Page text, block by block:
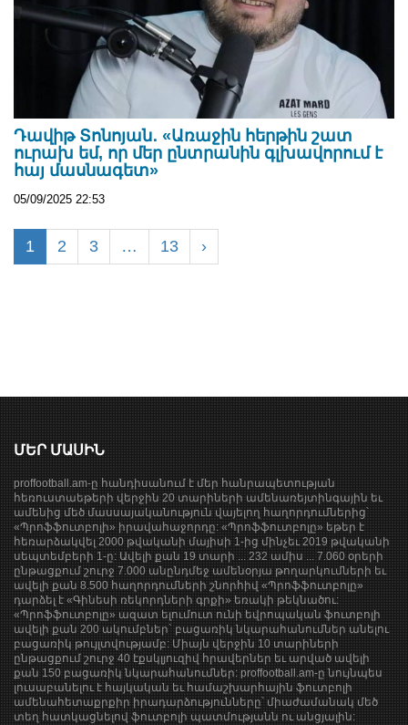
Դավիթ Տոնոյան․ «Առաջին հերթին շատ
ուրախ եմ, որ մեր ընտրանին գլխավորում է
հայ մասնագետ»
05/09/2025 22:53
1 2 3 … 13 ›
ՄԵՐ ՄԱՍԻՆ
proffootball.am-ը հանդիսանում է մեր հանրապետության
հեռուստաեթերի վերջին 20 տարիների ամենառեյտինգային եւ
ամենից մեծ մասսայականություն վայելող հաղորդումներից՝
«Պրոֆֆուտբոլի» իրավահաջորդը: «Պրոֆֆուտբոլը» եթեր է
հեռարձակվել 2000 թվականի մայիսի 1-ից մինչեւ 2019 թվականի
սեպտեմբերի 1-ը: Ավելի քան 19 տարի ... 232 ամիս ... 7.060 օրերի
ընթացքում շուրջ 7.000 անընդմեջ ամենօրյա թողարկումների եւ
ավելի քան 8.500 հաղորդումների շնորհիվ «Պրոֆֆուտբոլը»
դարձել է «Գինեսի ռեկորդների գրքի» եռակի թեկնածու:
«Պրոֆֆուտբոլը» ազատ ելումուտ ունի եվրոպական ֆուտբոլի
ավելի քան 200 ակումբներ` բացառիկ նկարահանումներ անելու
բացառիկ թույլտվությամբ: Միայն վերջին 10 տարիների
ընթացքում շուրջ 40 էքսկլյուզիվ հրավերներ եւ արված ավելի
քան 150 բացառիկ նկարահանումներ: proffootball.am-ը նույնպես
լուսաբանելու է հայկական եւ համաշխարհային ֆուտբոլի
ամենահետաքրքիր իրադարձությունները՝ միաժամանակ մեծ
տեղ հատկացնելով ֆուտբոլի պատմությանն ու անցյալին: